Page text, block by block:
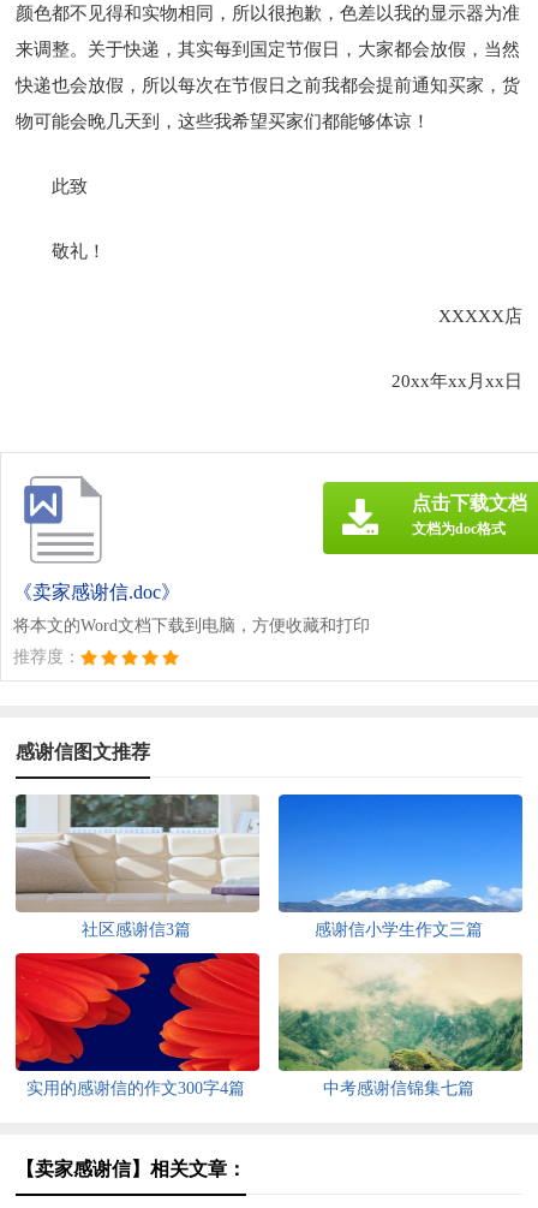
颜色都不见得和实物相同，所以很抱歉，色差以我的显示器为准
来调整。关于快递，其实每到国定节假日，大家都会放假，当然
快递也会放假，所以每次在节假日之前我都会提前通知买家，货
物可能会晚几天到，这些我希望买家们都能够体谅！
此致
敬礼！
XXXXX店
20xx年xx月xx日
《卖家感谢信.doc》
将本文的Word文档下载到电脑，方便收藏和打印
推荐度：
点击下载文档
文档为doc格式
感谢信图文推荐
社区感谢信3篇 感谢信小学生作文三篇
实用的感谢信的作文300字4篇 中考感谢信锦集七篇
【卖家感谢信】相关文章：